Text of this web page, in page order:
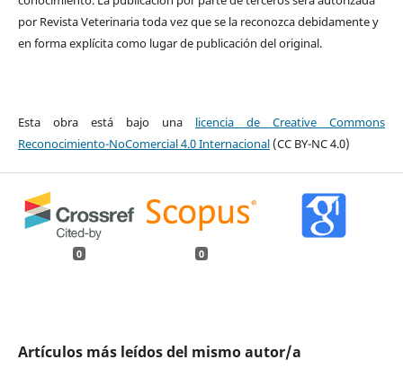
por Revista Veterinaria toda vez que se la reconozca debidamente y
en forma explícita como lugar de publicación del original.
Esta obra está bajo una licencia de Creative Commons
Reconocimiento-NoComercial 4.0 Internacional(CC BY-NC 4.0)
0 0
Artículos más leídos del mismo autor/a